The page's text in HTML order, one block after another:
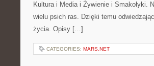
Kultura i Media i Żywienie i Smakołyki.
wielu psich ras. Dzięki temu
życia. Opisy […]
CATEGORIES: MARS.NET